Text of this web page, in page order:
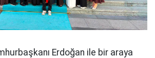
Erdoğan ile bir araya